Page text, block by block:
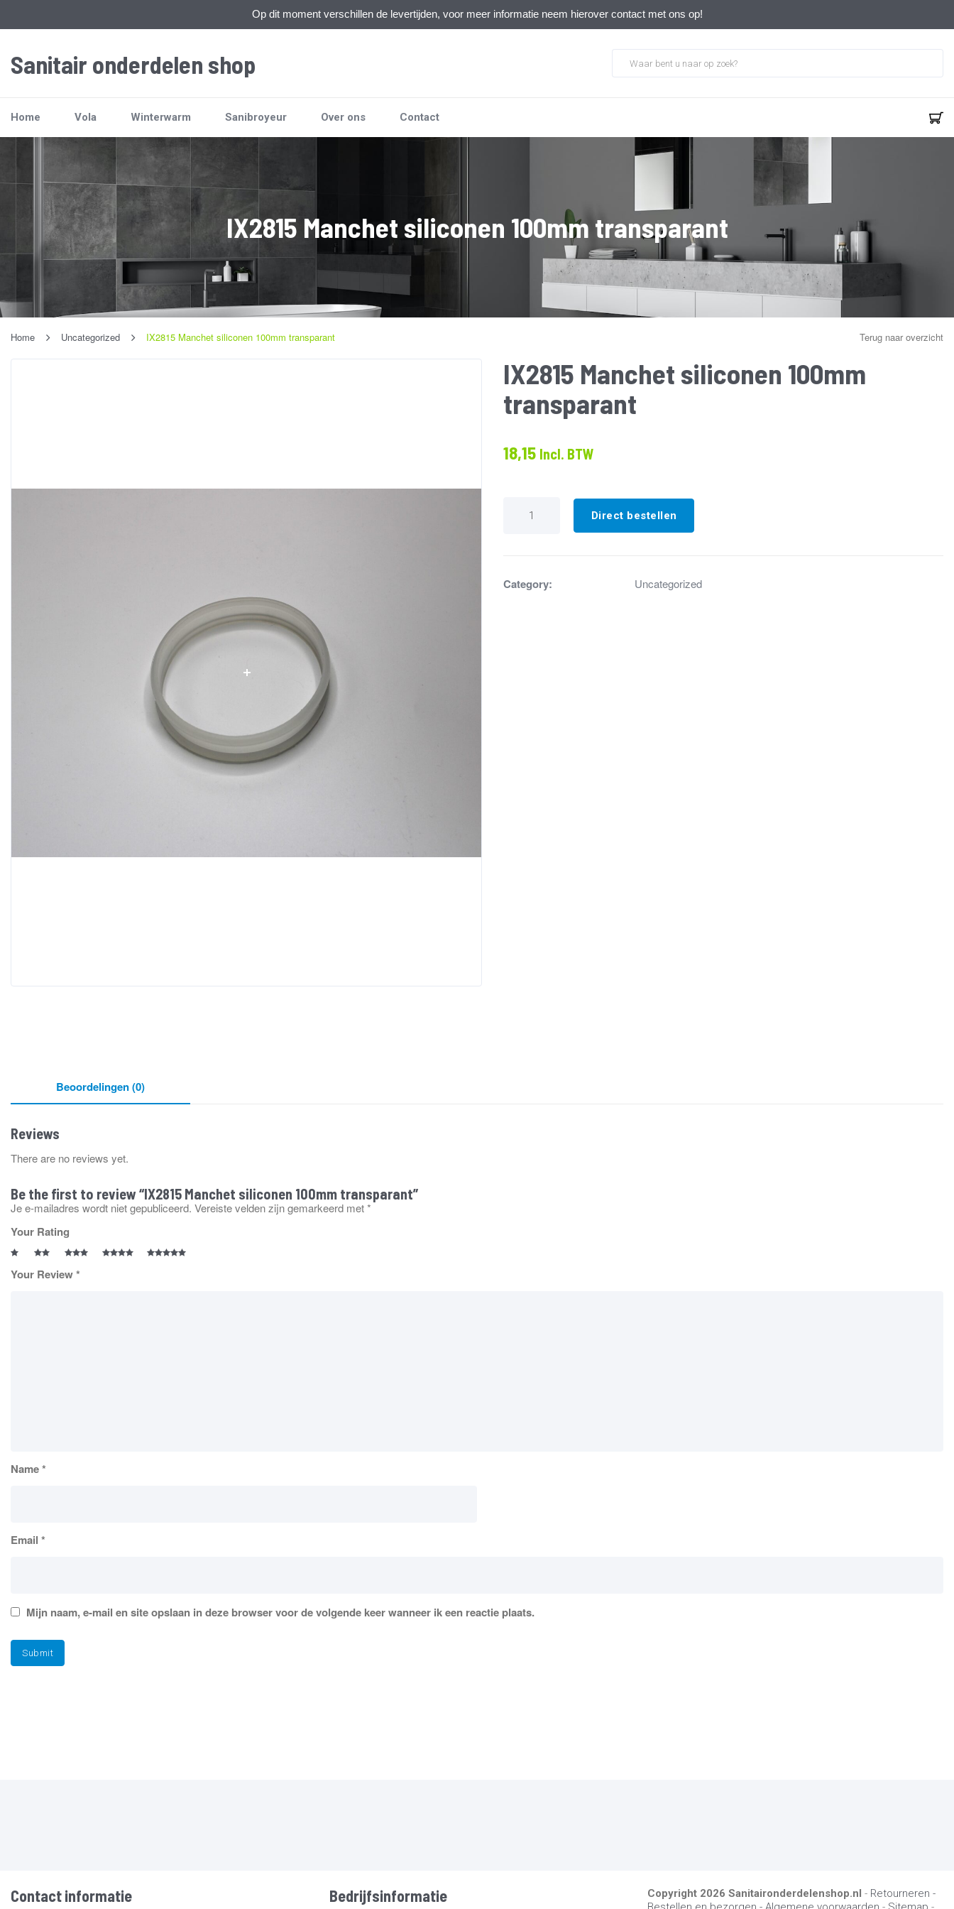
Op dit moment verschillen de levertijden, voor meer informatie neem hierover contact met ons op!
Sanitair onderdelen shop
Home Vola Winterwarm Sanibroyeur Over ons Contact
IX2815 Manchet siliconen 100mm transparant
Home Uncategorized IX2815 Manchet siliconen 100mm transparant Terug naar overzicht
IX2815 Manchet siliconen 100mm
transparant
18,15 Incl. BTW
Manchet
Direct bestellen
Category: Uncategorized
Beoordelingen (0)
Reviews
There are no reviews yet.
Be the first to review “IX2815 Manchet siliconen 100mm transparant”
Je e-mailadres wordt niet gepubliceerd. Vereiste velden zijn gemarkeerd met*
Your Rating
Your Review*
Name*
Email *
Mijn naam, e-mail en site opslaan in deze browser voor de volgende keer wanneer ik een reactie plaats.
Contact informatie Bedrijfsinformatie Copyright 2026 Sanitaironderdelenshop.nl - Retourneren -